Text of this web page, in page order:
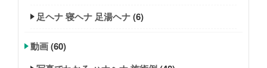
足ヘナ 寝ヘナ 足湯ヘナ(6)
動画(60)